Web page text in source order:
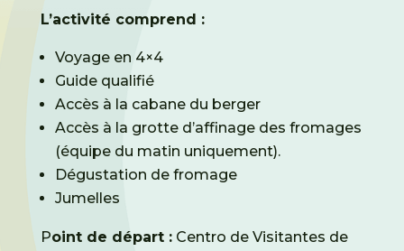
L’activité comprend :
Voyage en 4×4
Guide qualifié
Accès à la cabane du berger
Accès à la grotte d’affinage des fromages
(équipe du matin uniquement).
Dégustation de fromage
Jumelles
Point de départ :Centro de Visitantes de